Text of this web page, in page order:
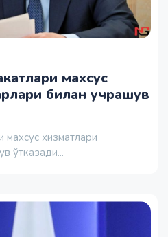
махсус
билан учрашув
хизматлари
ўтказади...